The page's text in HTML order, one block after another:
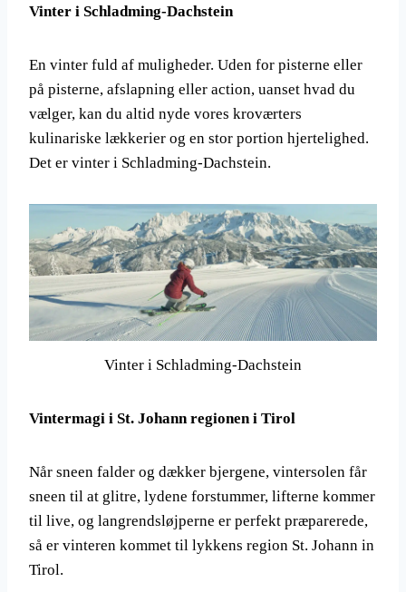
Vinter i Schladming-Dachstein
En vinter fuld af muligheder. Uden for pisterne eller
på pisterne, afslapning eller action, uanset hvad du
vælger, kan du altid nyde vores kroværters
kulinariske lækkerier og en stor portion hjertelighed.
Det er vinter i Schladming-Dachstein.
Vinter i Schladming-Dachstein
Vintermagi i St. Johann regionen i Tirol
Når sneen falder og dækker bjergene, vintersolen får
sneen til at glitre, lydene forstummer, lifterne kommer
til live, og langrendsløjperne er perfekt præparerede,
så er vinteren kommet til lykkens region St. Johann in
Tirol.